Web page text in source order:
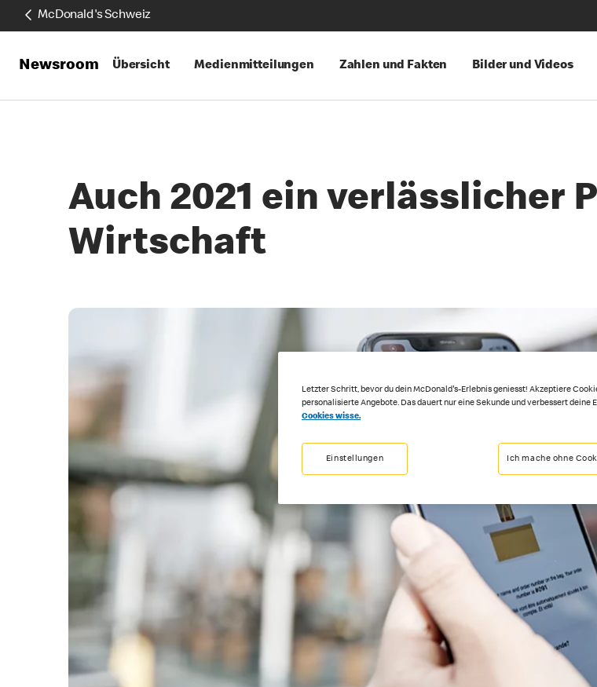
McDonald's Schweiz
Newsroom Übersicht Medienmitteilungen Zahlen und Fakten Bilder und Videos
Auch 2021 ein verlässlicher
Wirtschaft
Letzter Schritt, bevor du dein McDonald's-Erlebnis geniesst! Akzeptiere
personalisierte Angebote. Das dauert nur eine Sekunde und verbessert deine
Cookies wisse.
Einstellungen Ich mache ohne